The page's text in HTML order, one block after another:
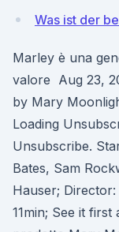
Was ist der
Marley è una
valore Aug 23,
by Mary
Loading
Unsubscribe.
Bates, Sam
Hauser;
11min; See it